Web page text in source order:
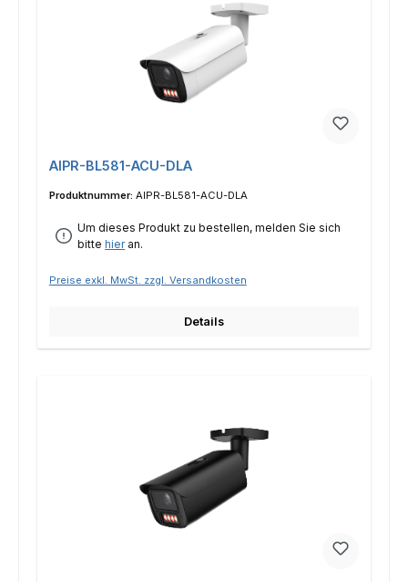
AIPR-BL581-ACU-DLA
Produktnummer: AIPR-BL581-ACU-DLA
Um dieses Produkt zu bestellen, melden Sie sich
bittehieran.
Preise exkl. MwSt. zzgl. Versandkosten
Details